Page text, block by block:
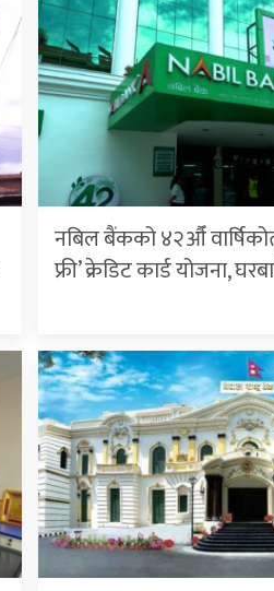
नबिल बैंकको ४२औँ
फ्री’ क्रेडिट कार्ड योजना,